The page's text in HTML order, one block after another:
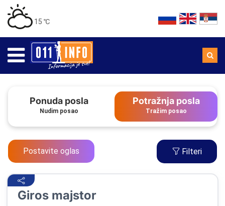
15 ℃
Ponuda posla
Nudim posao
Potražnja posla
Tražim posao
Postavite oglas Filteri
Giros majstor